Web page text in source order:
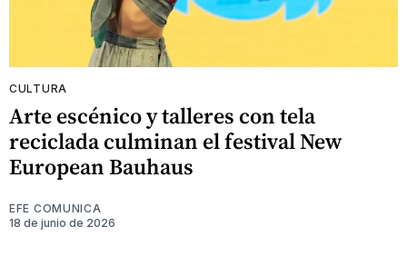
CULTURA
Arte escénico y talleres con tela
reciclada culminan el festival New
European Bauhaus
EFE COMUNICA
18 de junio de 2026